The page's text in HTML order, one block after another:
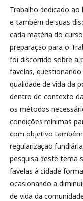
Trabalho dedicado
e também de suas
cada matéria do
preparação para o
foi discorrido sobre a
favelas,
qualidade de vida da
dentro do contexto
os métodos
condições mínimas
com objetivo
regularização
pesquisa deste tema
favelas à cidade
ocasionando a
de vida da